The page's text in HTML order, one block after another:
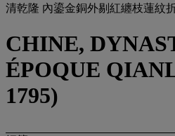
清乾隆 內鎏金銅外剔紅纏枝蓮紋
CHINE,
ÉPOQUE
1795)